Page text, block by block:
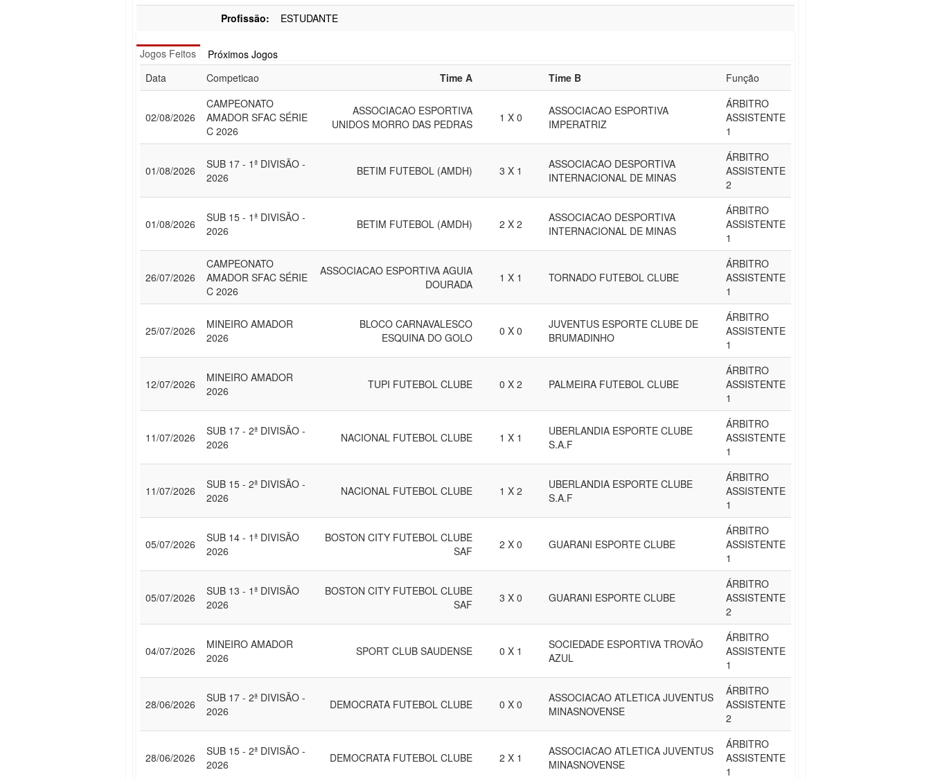
Profissão:
ESTUDANTE
Jogos Feitos
Próximos Jogos
Data
Competicao Time A Time B Função
02/08/2026
CAMPEONATO
AMADOR SFAC SÉRIE
C 2026
ASSOCIACAO ESPORTIVA
UNIDOS MORRO DAS PEDRAS
1 X 0
ASSOCIACAO ESPORTIVA
IMPERATRIZ
ÁRBITRO
ASSISTENTE
1
01/08/2026
SUB 17 - 1ª DIVISÃO -
2026
BETIM FUTEBOL (AMDH) 3 X 1
ASSOCIACAO DESPORTIVA
INTERNACIONAL DE MINAS
ÁRBITRO
ASSISTENTE
2
01/08/2026
SUB 15 - 1ª DIVISÃO -
2026
BETIM FUTEBOL (AMDH) 2 X 2
ASSOCIACAO DESPORTIVA
INTERNACIONAL DE MINAS
ÁRBITRO
ASSISTENTE
1
26/07/2026
CAMPEONATO
AMADOR SFAC SÉRIE
C 2026
ASSOCIACAO ESPORTIVA AGUIA
DOURADA
1 X 1 TORNADO FUTEBOL CLUBE
ÁRBITRO
ASSISTENTE
1
25/07/2026
MINEIRO AMADOR
2026
BLOCO CARNAVALESCO
ESQUINA DO GOLO
0 X 0
JUVENTUS ESPORTE CLUBE DE
BRUMADINHO
ÁRBITRO
ASSISTENTE
1
12/07/2026
MINEIRO AMADOR
2026
TUPI FUTEBOL CLUBE 0 X 2 PALMEIRA FUTEBOL CLUBE
ÁRBITRO
ASSISTENTE
1
11/07/2026
SUB 17 - 2ª DIVISÃO -
2026
NACIONAL FUTEBOL CLUBE 1 X 1
UBERLANDIA ESPORTE CLUBE
S.A.F
ÁRBITRO
ASSISTENTE
1
11/07/2026
SUB 15 - 2ª DIVISÃO -
2026
NACIONAL FUTEBOL CLUBE 1 X 2
UBERLANDIA ESPORTE CLUBE
S.A.F
ÁRBITRO
ASSISTENTE
1
05/07/2026
SUB 14 - 1ª DIVISÃO
2026
BOSTON CITY FUTEBOL CLUBE
SAF
2 X 0 GUARANI ESPORTE CLUBE
ÁRBITRO
ASSISTENTE
1
05/07/2026
SUB 13 - 1ª DIVISÃO
2026
BOSTON CITY FUTEBOL CLUBE
SAF
3 X 0 GUARANI ESPORTE CLUBE
ÁRBITRO
ASSISTENTE
2
04/07/2026
MINEIRO AMADOR
2026
SPORT CLUB SAUDENSE 0 X 1
SOCIEDADE ESPORTIVA TROVÃO
AZUL
ÁRBITRO
ASSISTENTE
1
28/06/2026
SUB 17 - 2ª DIVISÃO -
2026
DEMOCRATA FUTEBOL CLUBE 0 X 0
ASSOCIACAO ATLETICA JUVENTUS
MINASNOVENSE
ÁRBITRO
ASSISTENTE
2
28/06/2026
SUB 15 - 2ª DIVISÃO -
2026
DEMOCRATA FUTEBOL CLUBE 2 X 1
ASSOCIACAO ATLETICA JUVENTUS
MINASNOVENSE
ÁRBITRO
ASSISTENTE
1